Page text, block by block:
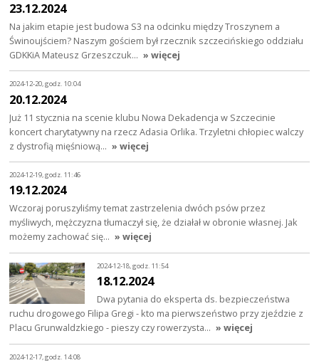
23.12.2024
Na jakim etapie jest budowa S3 na odcinku między Troszynem a
Świnoujściem? Naszym gościem był rzecznik szczecińskiego oddziału
GDKKiA Mateusz Grzeszczuk… » więcej
2024-12-20, godz. 10:04
20.12.2024
Już 11 stycznia na scenie klubu Nowa Dekadencja w Szczecinie
koncert charytatywny na rzecz Adasia Orlika. Trzyletni chłopiec walczy
z dystrofią mięśniową… » więcej
2024-12-19, godz. 11:46
19.12.2024
Wczoraj poruszyliśmy temat zastrzelenia dwóch psów przez
myśliwych, mężczyzna tłumaczył się, że działał w obronie własnej. Jak
możemy zachować się… » więcej
2024-12-18, godz. 11:54
18.12.2024
Dwa pytania do eksperta ds. bezpieczeństwa
ruchu drogowego Filipa Gregi - kto ma pierwszeństwo przy zjeździe z
Placu Grunwaldzkiego - pieszy czy rowerzysta… » więcej
2024-12-17, godz. 14:08